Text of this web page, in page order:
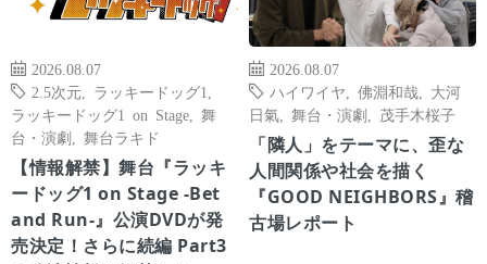
2026.08.07
2.5次元
ラッキードッグ1
ラッキードッグ1 on Stage
舞
台・演劇
舞台ラキド
【情報解禁】舞台『ラッキ
ードッグ1 on Stage -Bet
and Run-』公演DVDが発
売決定！さらに続編 Part3
2026.08.07
ハイワイヤ
佛淵和哉
大河
日氣
舞台・演劇 茂手木桜子
「隣人」をテーマに、歪な
人間関係や社会を描く
『GOOD NEIGHBORS』稽
古場レポート